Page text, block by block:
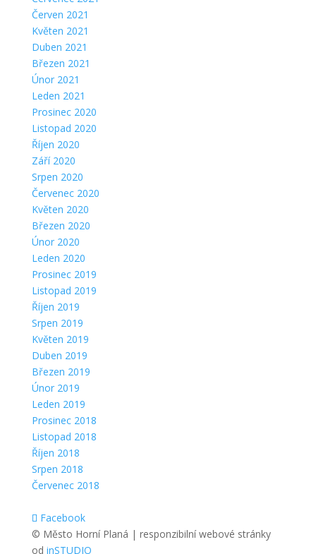
Červen 2021
Květen 2021
Duben 2021
Březen 2021
Únor 2021
Leden 2021
Prosinec 2020
Listopad 2020
Říjen 2020
Září 2020
Srpen 2020
Červenec 2020
Květen 2020
Březen 2020
Únor 2020
Leden 2020
Prosinec 2019
Listopad 2019
Říjen 2019
Srpen 2019
Květen 2019
Duben 2019
Březen 2019
Únor 2019
Leden 2019
Prosinec 2018
Listopad 2018
Říjen 2018
Srpen 2018
Červenec 2018
Facebook
© Město Horní Planá | responzibilní webové stránky
od inSTUDIO